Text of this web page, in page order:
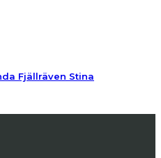
Fjällräven Stina